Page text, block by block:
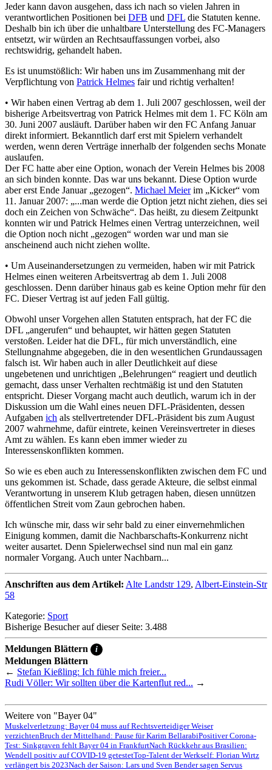
Jeder kann davon ausgehen, dass ich nach so vielen Jahren in
verantwortlichen Positionen bei DFB und DFL die Statuten kenne.
Deshalb bin ich über die unhaltbare Unterstellung des FC-Managers
entsetzt, wir würden an Rechtsauffassungen vorbei, also
rechtswidrig, gehandelt haben.
Es ist unumstößlich: Wir haben uns im Zusammenhang mit der
Verpflichtung von Patrick Helmes fair und richtig verhalten!
• Wir haben einen Vertrag ab dem 1. Juli 2007 geschlossen, weil der
bisherige Arbeitsvertrag von Patrick Helmes mit dem 1. FC Köln am
30. Juni 2007 ausläuft. Darüber haben wir den FC Anfang Januar
direkt informiert. Bekanntlich darf erst mit Spielern verhandelt
werden, wenn deren Verträge innerhalb der folgenden sechs Monate
auslaufen.
Der FC hatte aber eine Option, wonach der Verein Helmes bis 2008
an sich binden konnte. Das war uns bekannt. Diese Option wurde
aber erst Ende Januar „gezogen“. Michael Meierim „Kicker“ vom
11. Januar 2007: „...man werde die Option jetzt nicht ziehen, dies sei
doch ein Zeichen von Schwäche“. Das heißt, zu diesem Zeitpunkt
konnten wir und Patrick Helmes einen Vertrag unterzeichnen, weil
die Option noch nicht „gezogen“ worden war und man sie
anscheinend auch nicht ziehen wollte.
• Um Auseinandersetzungen zu vermeiden, haben wir mit Patrick
Helmes einen weiteren Arbeitsvertrag ab dem 1. Juli 2008
geschlossen. Denn darüber hinaus gab es keine Option mehr für den
FC. Dieser Vertrag ist auf jeden Fall gültig.
Obwohl unser Vorgehen allen Statuten entsprach, hat der FC die
DFL „angerufen“ und behauptet, wir hätten gegen Statuten
verstoßen. Leider hat die DFL, für mich unverständlich, eine
Stellungnahme abgegeben, die in den wesentlichen Grundaussagen
falsch ist. Wir haben auch in aller Deutlichkeit auf diese
ungebetenen und unrichtigen „Belehrungen“ reagiert und deutlich
gemacht, dass unser Verhalten rechtmäßig ist und den Statuten
entspricht. Dieser Vorgang macht auch deutlich, warum ich in der
Diskussion um die Wahl eines neuen DFL-Präsidenten, dessen
Aufgaben ich als stellvertretender DFL-Präsident bis zum August
2007 wahrnehme, dafür eintrete, keinen Vereinsvertreter in dieses
Amt zu wählen. Es kann eben immer wieder zu
Interessenskonflikten kommen.
So wie es eben auch zu Interessenskonflikten zwischen dem FC und
uns gekommen ist. Schade, dass gerade Akteure, die selbst einmal
Verantwortung in unserem Klub getragen haben, diesen unnützen
öffentlichen Streit vom Zaun gebrochen haben.
Ich wünsche mir, dass wir sehr bald zu einer einvernehmlichen
Einigung kommen, damit die Nachbarschafts-Konkurrenz nicht
weiter ausartet. Denn Spielerwechsel sind nun mal ein ganz
normaler Vorgang. Auch unter Nachbarn...
Anschriften aus dem Artikel: Alte Landstr 129, Albert-Einstein-Str
58
Kategorie: Sport
Bisherige Besucher auf dieser Seite: 3.488
Meldungen Blättern i
Meldungen Blättern
← Stefan Kießling: Ich fühle mich freier...
Rudi Völler: Wir sollten über die Kartenflut red... →
Weitere von "Bayer 04"
Muskelverletzung: Bayer 04 muss auf Rechtsverteidiger Weiser
verzichtenBruch der Mittelhand: Pause für Karim BellarabiPositiver Corona-
Test: Sinkgraven fehlt Bayer 04 in FrankfurtNach Rückkehr aus Brasilien:
Wendell positiv auf COVID-19 getestetTop-Talent der Werkself: Florian Wirtz
verlängert bis 2023Nach der Saison: Lars und Sven Bender sagen Servus